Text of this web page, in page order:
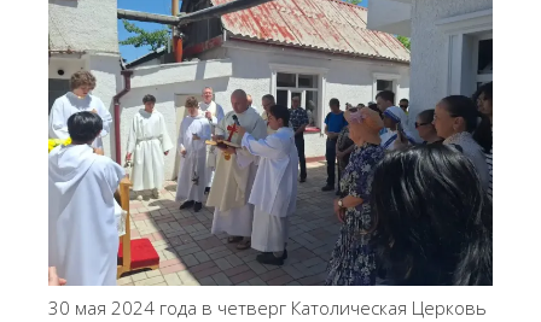
30 мая 2024 года в четверг Католическая Церковь